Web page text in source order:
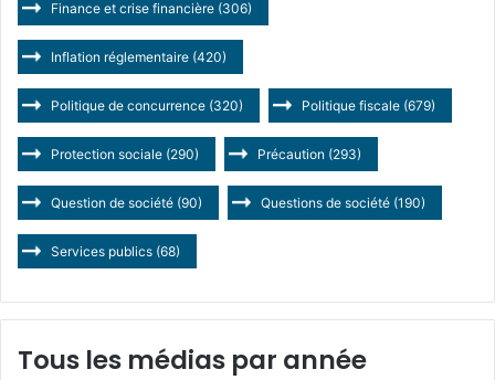
Finance et crise financière (306)
Inflation réglementaire (420)
Politique de concurrence (320) Politique fiscale (679)
Protection sociale (290) Précaution (293)
Question de société (90) Questions de société (190)
Services publics (68)
Tous les médias par année